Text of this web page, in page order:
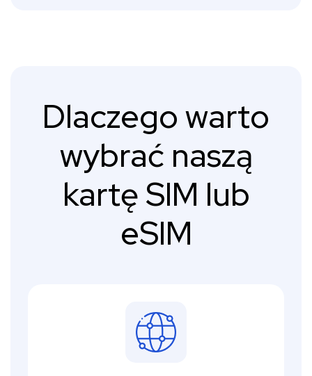
Dlaczego warto
wybrać naszą
kartę SIM lub
eSIM